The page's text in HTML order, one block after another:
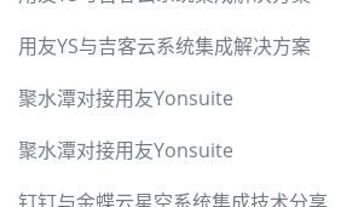
用友YS与吉客云系统集成解决方案
聚水潭对接用友Yonsuite
聚水潭对接用友Yonsuite